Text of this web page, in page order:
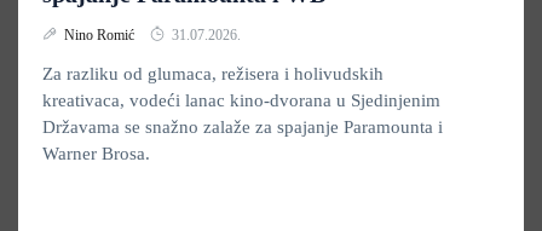
Nino Romić 31.07.2026.
Za razliku od glumaca, režisera i holivudskih
kreativaca, vodeći lanac kino-dvorana u Sjedinjenim
Državama se snažno zalaže za spajanje Paramounta i
Warner Brosa.